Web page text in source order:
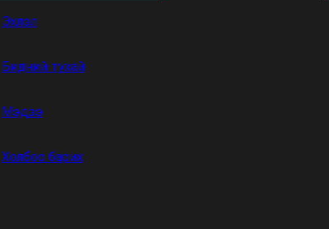
Эхлэл
Бидний тухай
Мэдээ
Холбоо барих